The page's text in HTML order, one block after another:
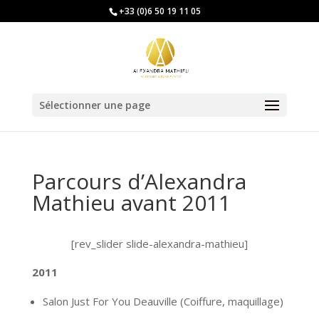
+33 (0)6 50 19 11 05
Sélectionner une page
Parcours d’Alexandra
Mathieu avant 2011
[rev_slider slide-alexandra-mathieu]
2011
Salon Just For You Deauville (Coiffure, maquillage)